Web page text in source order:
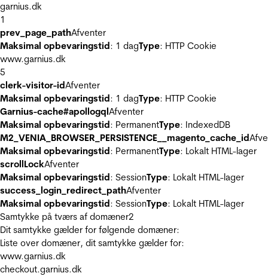
garnius.dk
1
prev_page_pathAfventer
Maksimal opbevaringstid: 1 dagType: HTTP Cookie
www.garnius.dk
5
clerk-visitor-idAfventer
Maksimal opbevaringstid: 1 dagType: HTTP Cookie
Garnius-cache#apollogqlAfventer
Maksimal opbevaringstid: PermanentType: IndexedDB
M2_VENIA_BROWSER_PERSISTENCE__magento_cache_id
Maksimal opbevaringstid: PermanentType: Lokalt HTML-lager
scrollLockAfventer
Maksimal opbevaringstid: SessionType: Lokalt HTML-lager
success_login_redirect_pathAfventer
Maksimal opbevaringstid: SessionType: Lokalt HTML-lager
Samtykke på tværs af domæner2
Dit samtykke gælder for følgende domæner:
Liste over domæner, dit samtykke gælder for:
www.garnius.dk
checkout.garnius.dk